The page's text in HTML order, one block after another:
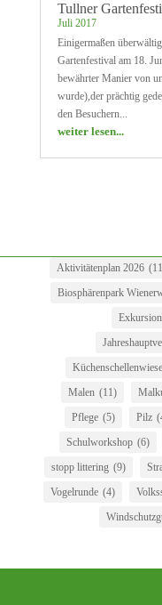
Tullner
Juli 2017
Einigermaßen
Gartenfestival am 18.
bewährter Manier von
wurde),der prächtig
den Besuchern...
weiter lesen...
Aktivitätenplan 2026
Biosphärenpark
Exkursion
Küchenschellenwiese
Malen (11)
Pflege (5) Pilz
Schulworkshop (6)
stopp littering (9)
Vogelrunde (4)